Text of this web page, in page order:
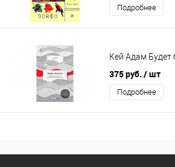
Подробнее
Кей Адам Будет
375 руб. / шт
Подробнее